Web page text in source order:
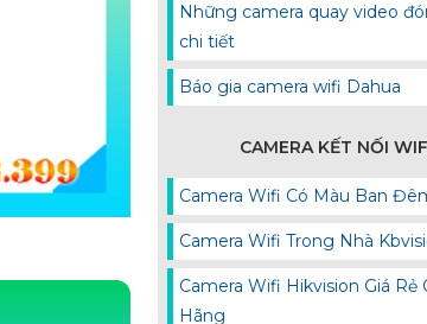
Những camera quay video
chi tiết
Báo gia camera wifi Dahua
CAMERA KẾT NỐI
Camera Wifi Có Màu Ban
Camera Wifi Trong Nhà
Camera Wifi Hikvision Giá Rẻ
Hãng